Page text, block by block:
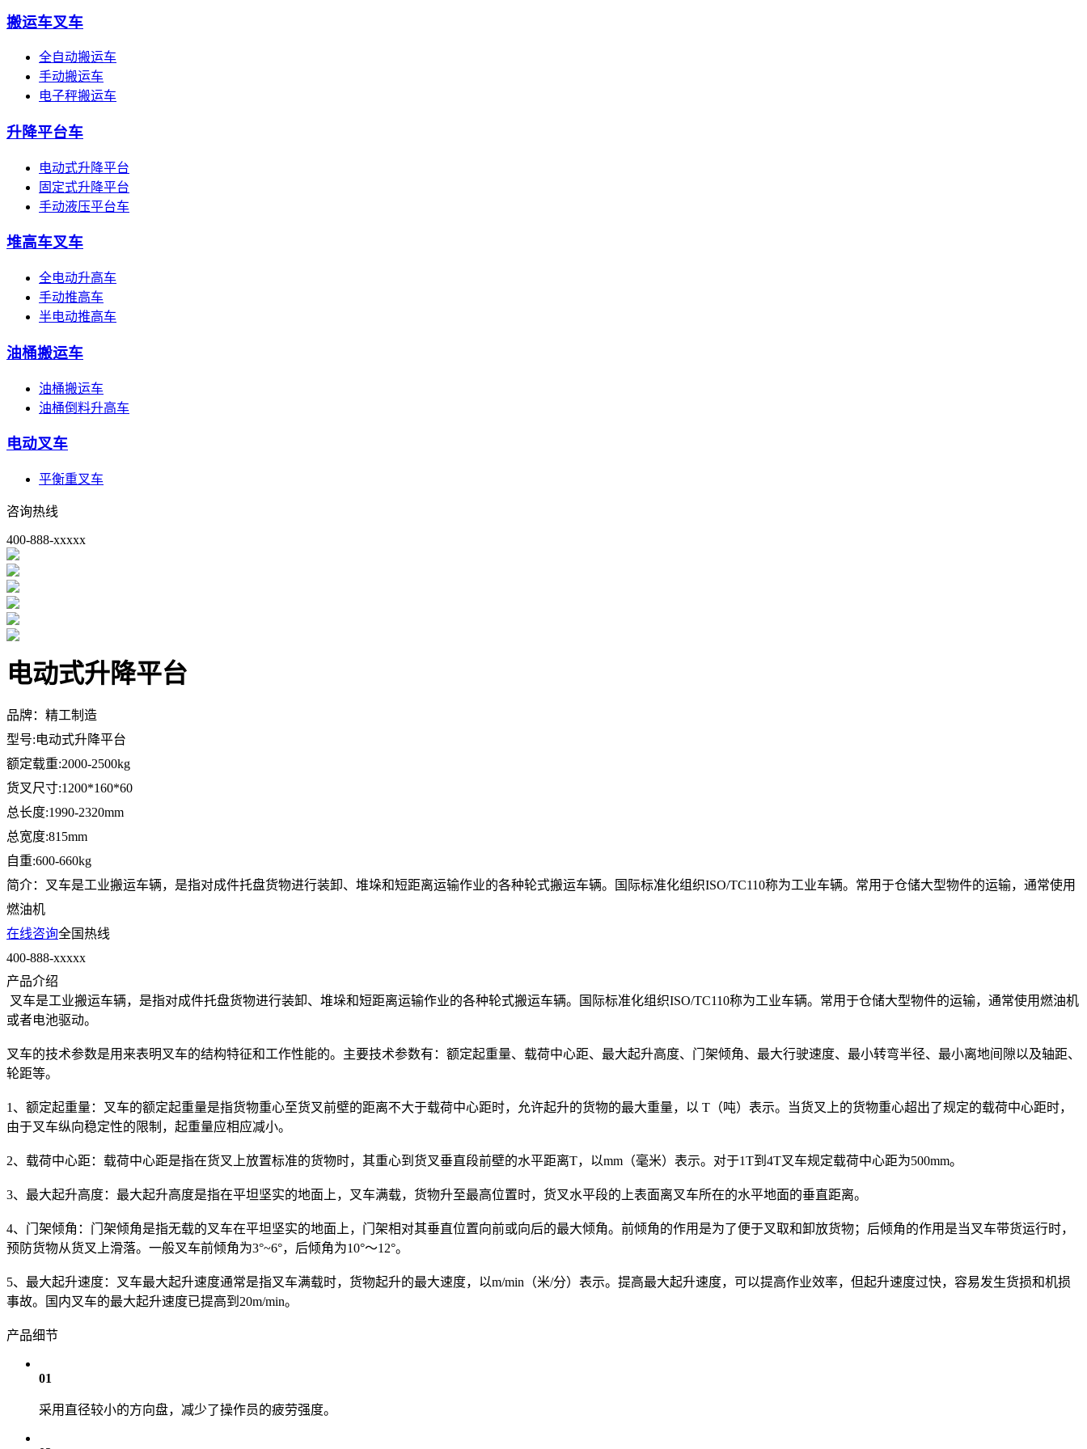
搬运车叉车
全自动搬运车
手动搬运车
电子秤搬运车
升降平台车
电动式升降平台
固定式升降平台
手动液压平台车
堆高车叉车
全电动升高车
手动推高车
半电动推高车
油桶搬运车
油桶搬运车
油桶倒料升高车
电动叉车
平衡重叉车
咨询热线
400-888-xxxxx
电动式升降平台
品牌：精工制造
型号:电动式升降平台
额定载重:2000-2500kg
货叉尺寸:1200*160*60
总长度:1990-2320mm
总宽度:815mm
自重:600-660kg
简介：叉车是工业搬运车辆，是指对成件托盘货物进行装卸、堆垛和短距离运输作业的各种轮式搬运车辆。国际标准化组织ISO/TC110称为工业车辆。常用于仓储大型物件的运输，通常使用
燃油机
在线咨询全国热线
400-888-xxxxx
产品介绍
叉车是工业搬运车辆，是指对成件托盘货物进行装卸、堆垛和短距离运输作业的各种轮式搬运车辆。国际标准化组织ISO/TC110称为工业车辆。常用于仓储大型物件的运输，通常使用燃油机
或者电池驱动。
叉车的技术参数是用来表明叉车的结构特征和工作性能的。主要技术参数有：额定起重量、载荷中心距、最大起升高度、门架倾角、最大行驶速度、最小转弯半径、最小离地间隙以及轴距、
轮距等。
1、额定起重量：叉车的额定起重量是指货物重心至货叉前壁的距离不大于载荷中心距时，允许起升的货物的最大重量，以 T（吨）表示。当货叉上的货物重心超出了规定的载荷中心距时，
由于叉车纵向稳定性的限制，起重量应相应减小。
2、载荷中心距：载荷中心距是指在货叉上放置标准的货物时，其重心到货叉垂直段前壁的水平距离T，以mm（毫米）表示。对于1T到4T叉车规定载荷中心距为500mm。
3、最大起升高度：最大起升高度是指在平坦坚实的地面上，叉车满载，货物升至最高位置时，货叉水平段的上表面离叉车所在的水平地面的垂直距离。
4、门架倾角：门架倾角是指无载的叉车在平坦坚实的地面上，门架相对其垂直位置向前或向后的最大倾角。前倾角的作用是为了便于叉取和卸放货物；后倾角的作用是当叉车带货运行时，
预防货物从货叉上滑落。一般叉车前倾角为3°~6°，后倾角为10°～12°。
5、最大起升速度：叉车最大起升速度通常是指叉车满载时，货物起升的最大速度，以m/min（米/分）表示。提高最大起升速度，可以提高作业效率，但起升速度过快，容易发生货损和机损
事故。国内叉车的最大起升速度已提高到20m/min。
产品细节
01
采用直径较小的方向盘，减少了操作员的疲劳强度。